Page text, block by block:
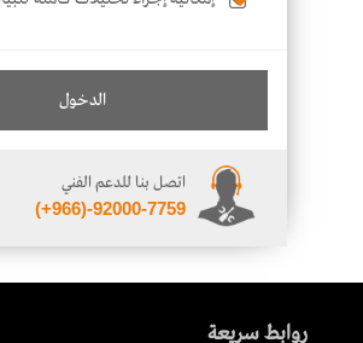
الدخول
اتصل بنا للدعم الفني
(+966)-92000-7759
روابط سريعة